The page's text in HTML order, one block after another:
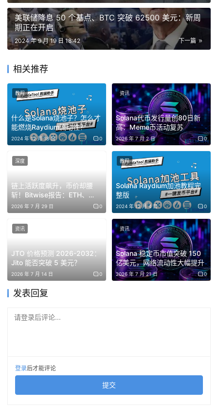
统中解锁奖励、独家访问权、优惠和内容。
不仅如此，和Saga相比，Seeker的硬件在其前代产品的基
础上有显著改进，包括更轻的重量、更明亮的显示屏、增强
另外，Seeker在价格上也进行了大幅下调。此前，Saga手
机发布时定价为1000美元，后来降至599美元，Seeker则
将预售价格定为450 美元，不到Saga价格的一半。
Solana Mobile总经理 Emmett Hollyer对此表示，不应该
根据Seeke价格降低来判断它，Solana Mobile对其定价非
常有野心，希望它能够实现增长，并表示，“我们没有认为
初代Saga成功“逆袭”，Solana Labs重拾信心
作为 Solana Saga 的继任产品，Seeker体现了Solana再次
押注手机产品线的决心。Solana的手机产品线曾一度面临
失败的危机。前代产品 Saga 去年因销售不佳陷入困境，但
后来加密用户发现购买该设备可以获得价值高于设备本身的
的37,600枚 Cat in a Dogs World (MEW) 以及 4月24日空
投的 5,199 枚Maneki (MANEKI) 代币。若买家未出售这些
美联储降息 50 个基点、BTC 突破 62500 美元：新周
期正在开启
下一篇
2024 年 9 月 19 日 18:42
相关推荐
什么是Solana烧池子？怎么才
能燃烧Raydium流动性？
2024 年 12 月 18 日 0
教程
Solana代币发行量创80日新
高：Meme币活动复苏
2026 年 7 月 2 日 0
资讯
链上活跃度飙升，币价却腰
斩！Bitwise报告：ETH、
SOL、AVAX基本面与价格严
重背离
2026 年 7 月 29 日 0
深度
Solana Raydium加池教程完
整版
2024 年 12 月 4 日 0
教程
JTO 价格预测 2026-2032：
Jito 能否突破 5 美元？
2026 年 7 月 14 日 0
资讯
Solana 稳定币市值突破 150
亿美元，网络流动性大幅提升
2026 年 7 月 21 日 0
资讯
发表回复
请登录后评论...
登录后才能评论
提交